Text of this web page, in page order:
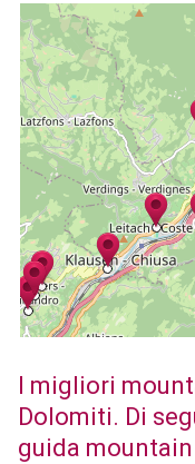
I migliori
Dolomiti. Di
guida